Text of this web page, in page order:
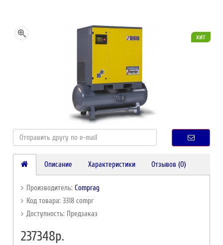
хит
Описание Характеристики Отзывов (0)
Производитель:Comprag
Код товара: 3318 compr
Доступность: Предзаказ
237348р.